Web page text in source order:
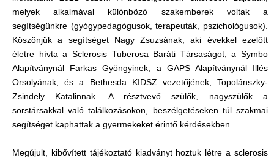
melyek alkalmával különböző szakemberek voltak a
segítségünkre (gyógypedagógusok, terapeuták, pszichológusok).
Köszönjük a segítséget Nagy Zsuzsának, aki évekkel ezelőtt
életre hívta a Sclerosis Tuberosa Baráti Társaságot, a Symbo
Alapítványnál Farkas Gyöngyinek, a GAPS Alapítványnál Illés
Orsolyának, és a Bethesda KIDSZ vezetőjének, Topolánszky-
Zsindely Katalinnak. A résztvevő szülők, nagyszülők a
sorstársakkal való találkozásokon, beszélgetéseken túl szakmai
segítséget kaphattak a gyermekeket érintő kérdésekben.
Megújult, kibővített tájékoztató kiadványt hoztuk létre a sclerosis